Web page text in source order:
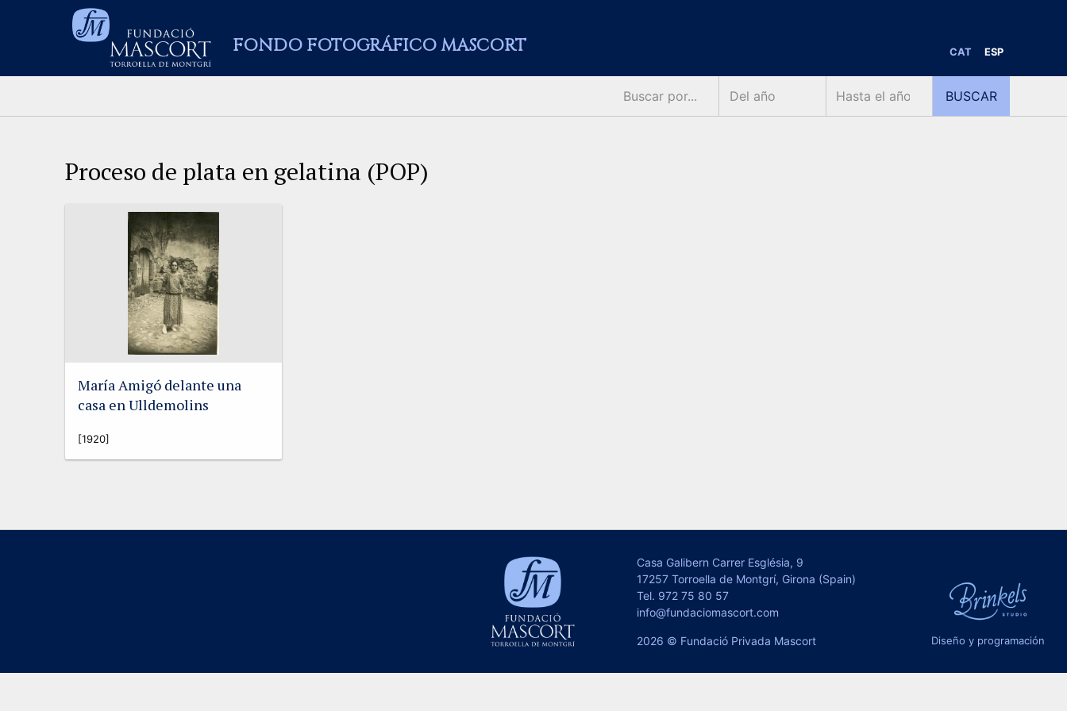
FONDO FOTOGRÁFICO MASCORT CAT ESP
Proceso de plata en gelatina (POP)
María Amigó delante una
casa en Ulldemolins
[1920]
Casa Galibern Carrer Església, 9
17257 Torroella de Montgrí, Girona (Spain)
Tel. 972 75 80 57
info@fundaciomascort.com
2026 © Fundació Privada Mascort Diseño y programación